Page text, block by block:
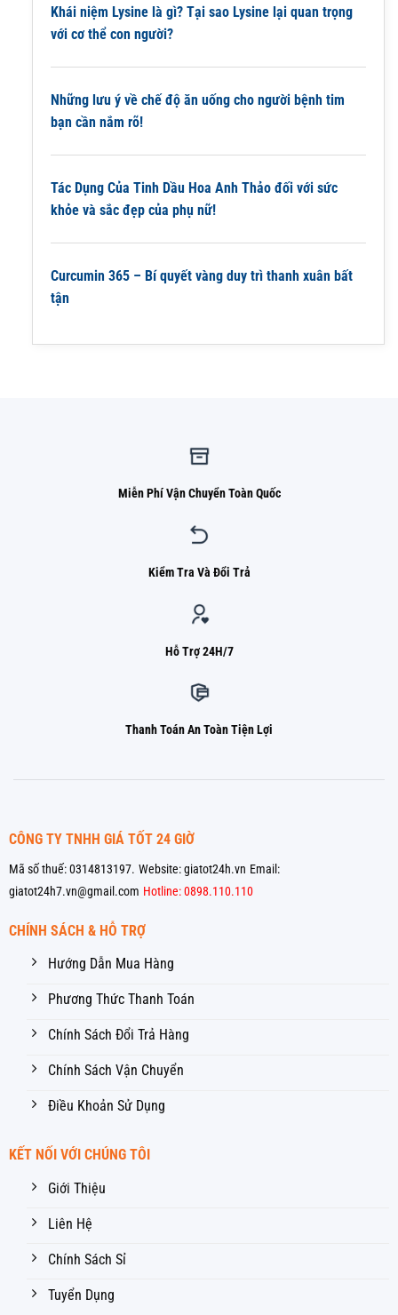
Khái niệm Lysine là gì? Tại sao Lysine lại quan trọng
với cơ thể con người?
Những lưu ý về chế độ ăn uống cho người bệnh tim
bạn cần nắm rõ!
Tác Dụng Của Tinh Dầu Hoa Anh Thảo đối với sức
khỏe và sắc đẹp của phụ nữ!
Curcumin 365 – Bí quyết vàng duy trì thanh xuân bất
tận
Miễn Phí Vận Chuyển Toàn Quốc
Kiểm Tra Và Đổi Trả
Hỗ Trợ 24H/7
Thanh Toán An Toàn Tiện Lợi
CÔNG TY TNHH GIÁ TỐT 24 GIỜ
Mã số thuế: 0314813197. Website: giatot24h.vn Email:
giatot24h7.vn@gmail.com Hotline: 0898.110.110
CHÍNH SÁCH & HỖ TRỢ
Hướng Dẫn Mua Hàng
Phương Thức Thanh Toán
Chính Sách Đổi Trả Hàng
Chính Sách Vận Chuyển
Điều Khoản Sử Dụng
KẾT NỐI VỚI CHÚNG TÔI
Giới Thiệu
Liên Hệ
Chính Sách Sỉ
Tuyển Dụng